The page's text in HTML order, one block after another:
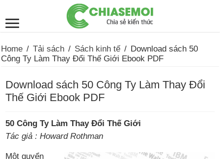
Home / Tải sách / Sách kinh tế / Download sách 50
Công Ty Làm Thay Đổi Thế Giới Ebook PDF
Download sách 50 Công Ty Làm Thay Đổi
Thế Giới Ebook PDF
50 Công Ty Làm Thay Đổi Thế Giới
Tác giả : Howard Rothman
Một quyển